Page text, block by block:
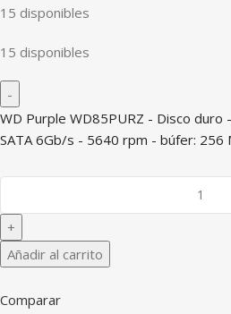
15 disponibles
15 disponibles
WD Purple WD85PURZ - Disco
SATA 6Gb/s - 5640 rpm - búfer: 256
Añadir al carrito
Comparar